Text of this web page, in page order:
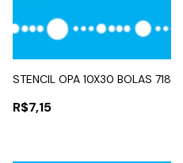
STENCIL OPA 10X30 BOLAS 718
R$7,15